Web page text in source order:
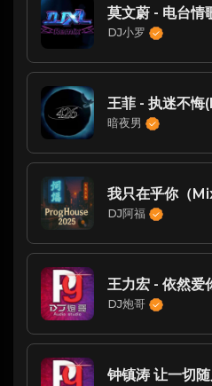
DJ小罗
暗夜男
我只在乎你（
DJ阿福
DJ炮哥